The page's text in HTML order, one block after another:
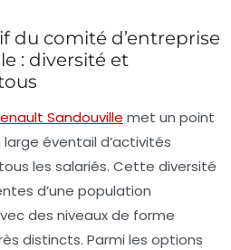
du comité d’entreprise
: diversité et
Sandouville met un point
large éventail d’activités
les salariés. Cette diversité
d’une population
des niveaux de forme
distincts. Parmi les options